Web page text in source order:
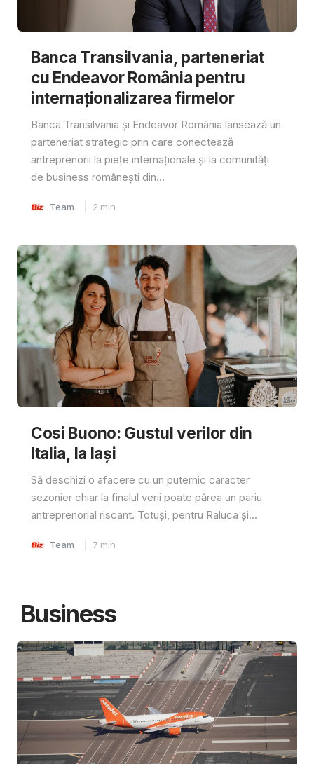
Banca Transilvania, parteneriat
cu Endeavor România pentru
internaționalizarea firmelor
Banca Transilvania și Endeavor România lansează un
parteneriat strategic prin care conectează
antreprenorii la piețe internaționale și la comunități
de business românești din...
Team 2 min
Cosi Buono: Gustul verilor din
Italia, la Iași
Să deschizi o afacere cu un puternic caracter
sezonier chiar la finalul verii poate părea un pariu
antreprenorial riscant. Totuși, pentru Raluca și...
Team 7 min
Business